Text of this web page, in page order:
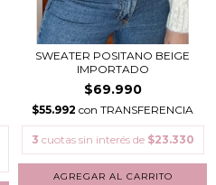
SWEATER POSITANO BEIGE
IMPORTADO
$69.990
$55.992 con TRANSFERENCIA
3 cuotas sin interés de $23.330